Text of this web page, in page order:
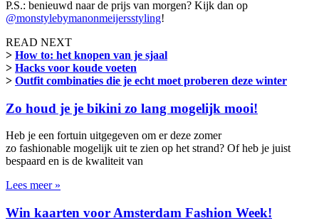
P.S.: benieuwd naar de prijs van morgen? Kijk dan op
@monstylebymanonmeijersstyling!
READ NEXT
> How to: het knopen van je sjaal
> Hacks voor koude voeten
> Outfit combinaties die je echt moet proberen deze winter
Zo houd je je bikini zo lang mogelijk mooi!
Heb je een fortuin uitgegeven om er deze zomer
zo fashionable mogelijk uit te zien op het strand? Of heb je juist
bespaard en is de kwaliteit van
Lees meer »
Win kaarten voor Amsterdam Fashion Week!